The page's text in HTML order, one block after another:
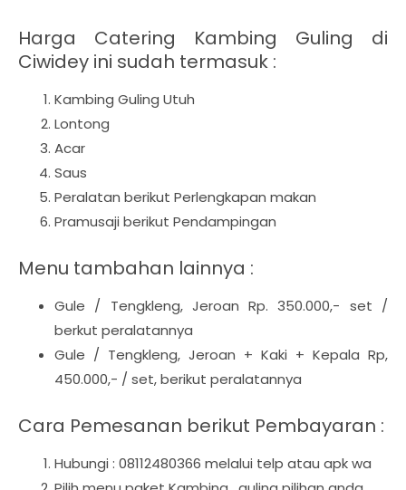
Harga Catering Kambing Guling di
Ciwidey ini sudah termasuk :
Kambing Guling Utuh
Lontong
Acar
Saus
Peralatan berikut Perlengkapan makan
Pramusaji berikut Pendampingan
Menu tambahan lainnya :
Gule / Tengkleng, Jeroan Rp. 350.000,- set /
berkut peralatannya
Gule / Tengkleng, Jeroan + Kaki + Kepala Rp,
450.000,- / set, berikut peralatannya
Cara Pemesanan berikut Pembayaran :
Hubungi : 08112480366 melalui telp atau apk wa